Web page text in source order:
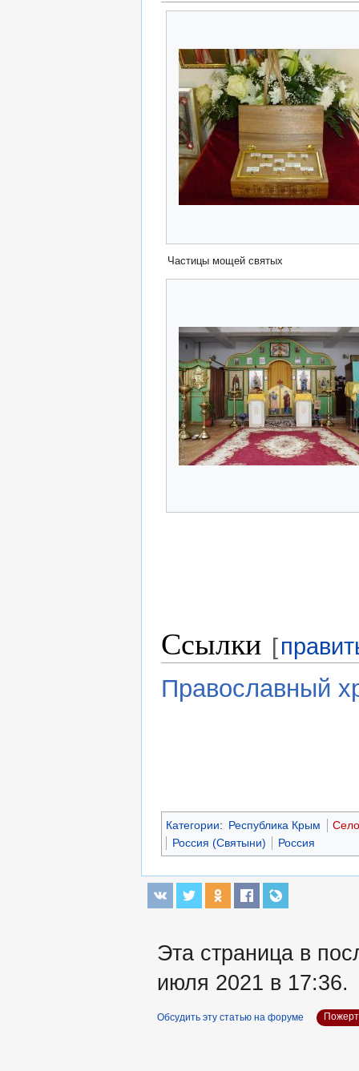
Частицы мощей святых
Ссылки [
Православный
Категории: Республика Крым
Россия (Святыни)
Россия
Эта страница в
июля 2021 в 17:36.
Обсудить эту статью на форуме